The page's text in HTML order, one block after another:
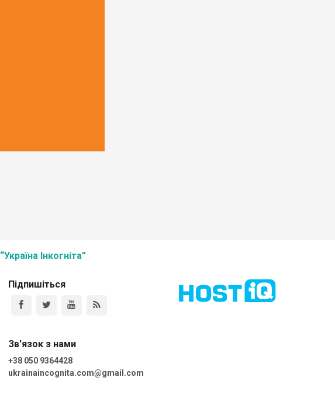
Інкогніта”
Підпишіться
Зв'язок з нами
+38 050 9364428
ukrainaincognita.com@gmail.com